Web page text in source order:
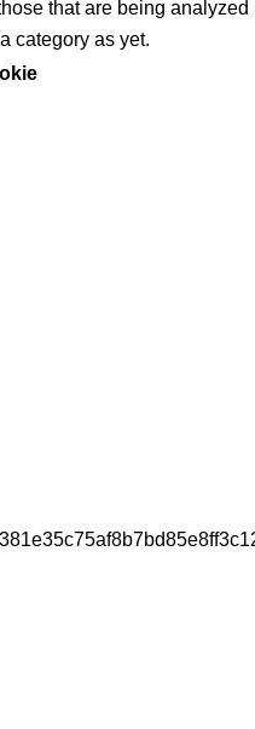
that are being analyzed
category as yet.